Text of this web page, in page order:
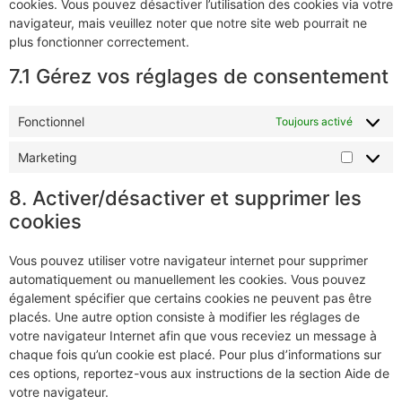
cookies. Vous pouvez désactiver l’utilisation des cookies via votre
navigateur, mais veuillez noter que notre site web pourrait ne
plus fonctionner correctement.
7.1 Gérez vos réglages de consentement
Fonctionnel Toujours activé
Marketing
8. Activer/désactiver et supprimer les
cookies
Vous pouvez utiliser votre navigateur internet pour supprimer
automatiquement ou manuellement les cookies. Vous pouvez
également spécifier que certains cookies ne peuvent pas être
placés. Une autre option consiste à modifier les réglages de
votre navigateur Internet afin que vous receviez un message à
chaque fois qu’un cookie est placé. Pour plus d’informations sur
ces options, reportez-vous aux instructions de la section Aide de
votre navigateur.